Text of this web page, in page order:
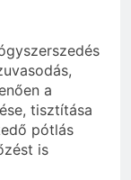
a
tisztítása
pótlás
is